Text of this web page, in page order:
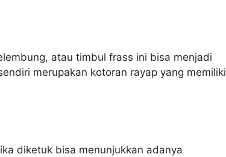
atau timbul frass ini bisa menjadi
merupakan kotoran rayap yang memiliki
diketuk bisa menunjukkan adanya